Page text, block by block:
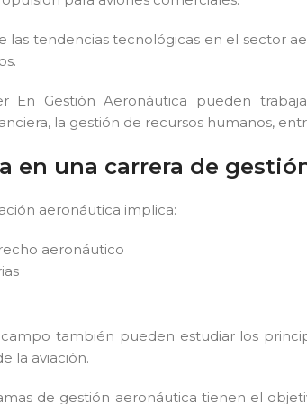
las tendencias tecnológicas en el sector
En Gestión Aeronáutica pueden
la gestión de recursos humanos,
en una carrera de
aeronáutica implica:
aeronáutico
también pueden estudiar los
la aviación.
de gestión aeronáutica tienen el